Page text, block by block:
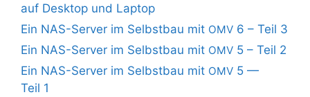
auf Desktop und Laptop
Ein NAS-Server im Selbstbau mit OMV 6 – Teil 3
Ein NAS-Server im Selbstbau mit OMV 5 – Teil 2
Ein NAS-Server im Selbstbau mit OMV 5 —
Teil 1